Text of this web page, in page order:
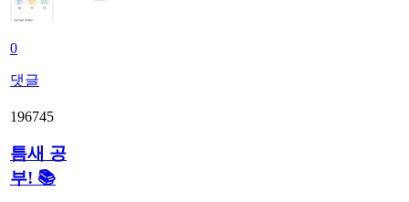
0
댓글
196745
틈새 공
부! 📚